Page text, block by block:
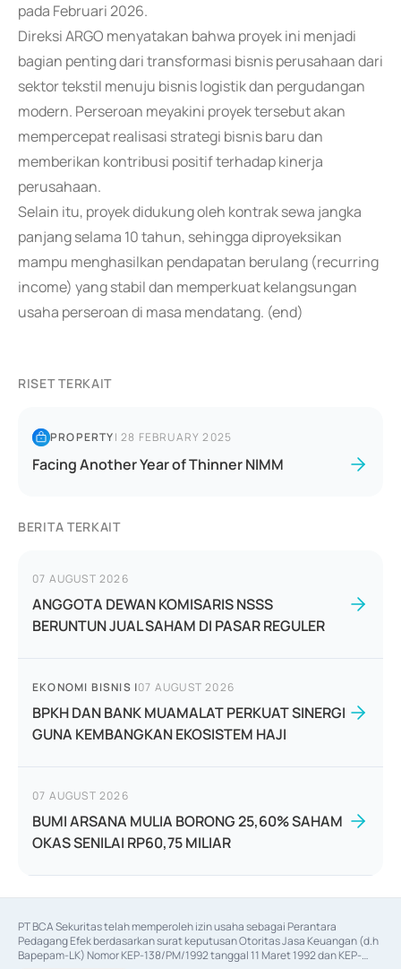
pada Februari 2026.
Direksi ARGO menyatakan bahwa proyek ini menjadi
bagian penting dari transformasi bisnis perusahaan dari
sektor tekstil menuju bisnis logistik dan pergudangan
modern. Perseroan meyakini proyek tersebut akan
mempercepat realisasi strategi bisnis baru dan
memberikan kontribusi positif terhadap kinerja
perusahaan.
Selain itu, proyek didukung oleh kontrak sewa jangka
panjang selama 10 tahun, sehingga diproyeksikan
mampu menghasilkan pendapatan berulang (recurring
income) yang stabil dan memperkuat kelangsungan
usaha perseroan di masa mendatang. (end)
RISET TERKAIT
PROPERTY|28 FEBRUARY 2025
Facing Another Year of Thinner NIMM
BERITA TERKAIT
07 AUGUST 2026
ANGGOTA DEWAN KOMISARIS NSSS
BERUNTUN JUAL SAHAM DI PASAR REGULER
EKONOMI BISNIS |07 AUGUST 2026
BPKH DAN BANK MUAMALAT PERKUAT SINERGI
GUNA KEMBANGKAN EKOSISTEM HAJI
07 AUGUST 2026
BUMI ARSANA MULIA BORONG 25,60% SAHAM
OKAS SENILAI RP60,75 MILIAR
PT BCA Sekuritas telah memperoleh izin usaha sebagai Perantara
Pedagang Efek berdasarkan surat keputusan Otoritas Jasa Keuangan (d.h
Bapepam-LK) Nomor KEP-138/PM/1992 tanggal 11 Maret 1992 dan KEP-